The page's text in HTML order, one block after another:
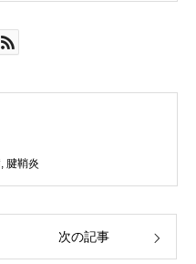
, 腱鞘炎
次の記事